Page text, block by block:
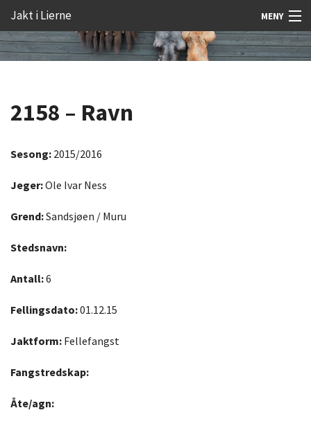
Jakt i Lierne MENY
Nyheter
Fangst
innholdet
Forstørre
2158 – Ravn
Sesong: 2015/2016
Jeger:Ole Ivar Ness
Grend:Sandsjøen / Muru
Stedsnavn:
Antall:6
Fellingsdato:01.12.15
Jaktform: Fellefangst
Fangstredskap:
Åte/agn: